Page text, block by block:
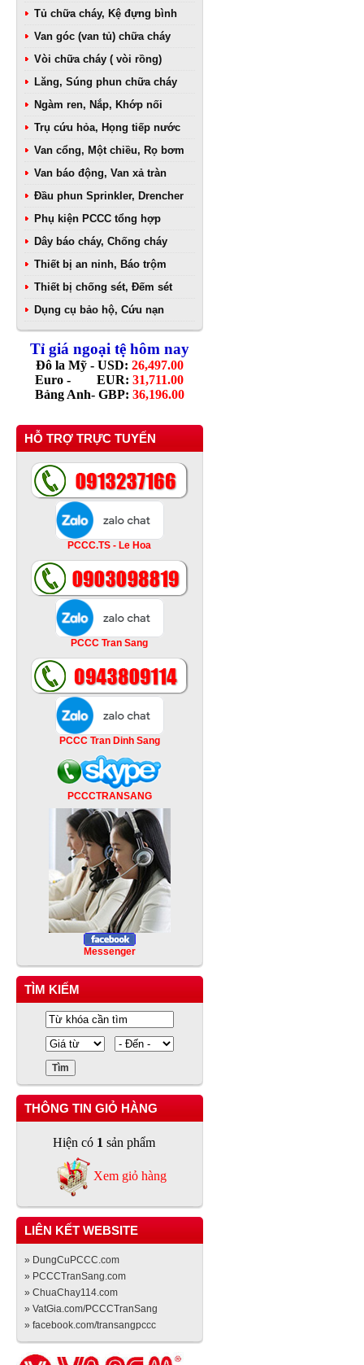
Tủ chữa cháy, Kệ đựng bình
Van góc (van tủ) chữa cháy
Vòi chữa cháy ( vòi rồng)
Lăng, Súng phun chữa cháy
Ngàm ren, Nắp, Khớp nối
Trụ cứu hỏa, Họng tiếp nước
Van cổng, Một chiều, Rọ bơm
Van báo động, Van xả tràn
Đầu phun Sprinkler, Drencher
Phụ kiện PCCC tổng hợp
Dây báo cháy, Chống cháy
Thiết bị an ninh, Báo trộm
Thiết bị chống sét, Đếm sét
Dụng cụ bảo hộ, Cứu nạn
Tỉ giá ngoại tệ hôm nay
Đô la Mỹ - USD: 26,497.00
Euro - EUR: 31,711.00
Bảng Anh- GBP: 36,196.00
HỖ TRỢ TRỰC TUYẾN
PCCC.TS - Le Hoa
PCCC Tran Sang
PCCC Tran Dinh Sang
PCCCTRANSANG
Messenger
TÌM KIẾM
THÔNG TIN GIỎ HÀNG
Hiện có 1 sản phẩm
Xem giỏ hàng
LIÊN KẾT WEBSITE
» DungCuPCCC.com
» PCCCTranSang.com
» ChuaChay114.com
» VatGia.com/PCCCTranSang
» facebook.com/transangpccc